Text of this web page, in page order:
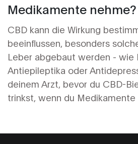
Medikamente nehme?
CBD kann die Wirkung
beeinflussen, besonders
Leber abgebaut werden - wie
Antiepileptika oder
deinem Arzt, bevor du CBD-
trinkst, wenn du Medikamente